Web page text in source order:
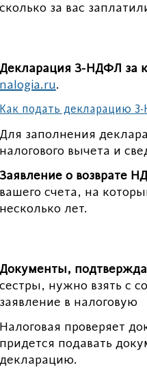
сколько за вас
Декларация 3-НДФЛ за
nalogia.ru.
Как подать декларацию
Для заполнения
налогового вычета и
Заявление о возврате
вашего счета, на
несколько лет.
Документы,
сестры, нужно взять с
заявление в налоговую
Налоговая проверяет
придется подавать
декларацию.